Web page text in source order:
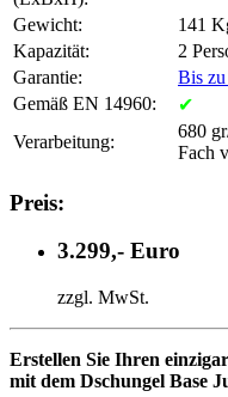
Gewicht:
141
Kapazität:
2
Garantie:
Bis zu
Gemäß EN 14960:
✔
Verarbeitung:
680
Fach
Preis:
3.299,- Euro
zzgl. MwSt.
Erstellen Sie Ihren
mit dem Dschungel Base